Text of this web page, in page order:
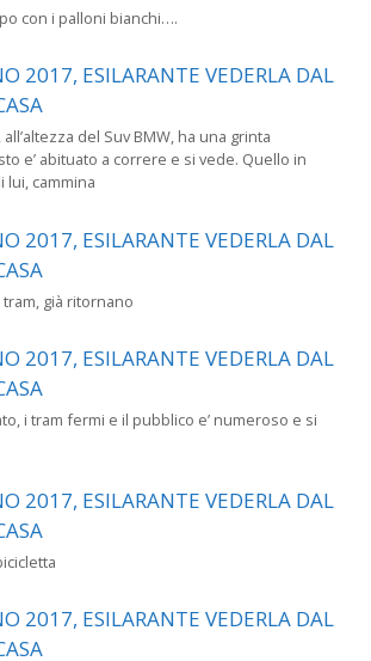
con i palloni bianchi….
del Suv BMW, ha una grinta
e’ abituato a correre e si vede. Quello in
lui, cammina
già ritornano
i tram fermi e il pubblico e’ numeroso e si